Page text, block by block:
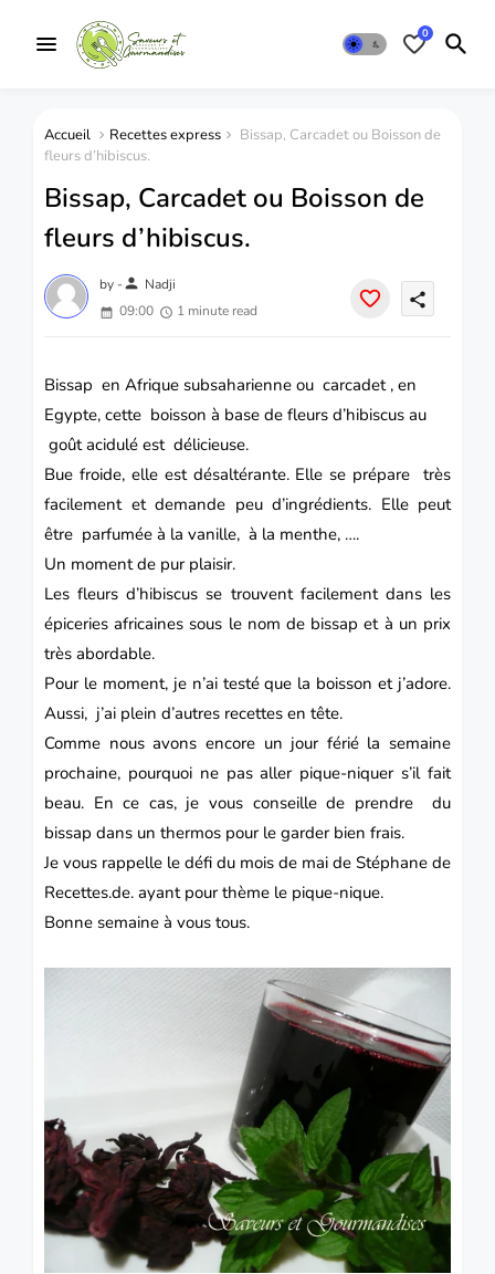
0
Accueil Recettes express
Bissap, Carcadet ou Boisson de
fleurs d’hibiscus.
Bissap, Carcadet ou Boisson de
fleurs d’hibiscus.
by -person Nadji
09:00
1 minute read
share
Bissap en Afrique subsaharienne ou carcadet, en
Egypte, cette boisson à base de fleurs d’hibiscus au
goût acidulé est délicieuse.
Bue froide, elle est désaltérante. Elle se prépare très
facilement et demande peu d’ingrédients. Elle peut
être parfumée à la vanille, à la menthe, ….
Un moment de pur plaisir.
Les fleurs d’hibiscus se trouvent facilement dans les
épiceries africaines sous le nom de bissap et à un prix
très abordable.
Pour le moment, je n’ai testé que la boisson et j’adore.
Aussi, j’ai plein d’autres recettes en tête.
Comme nous avons encore un jour férié la semaine
prochaine, pourquoi ne pas aller pique-niquer s’il fait
beau. En ce cas, je vous conseille de prendre du
bissap dans un thermos pour le garder bien frais.
Je vous rappelle le défi du mois de mai de Stéphane de
Recettes.de. ayant pour thème le pique-nique.
Bonne semaine à vous tous.